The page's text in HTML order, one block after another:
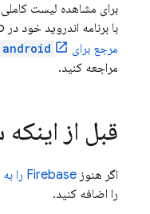
برای مشاهده لیست
با برنامه اندروید خود در
مرجع برای
مراجعه کنید.
قبل از
اگر هنوز Firebase را به پروژه اندروید خود اضافه
را اضافه کنید.